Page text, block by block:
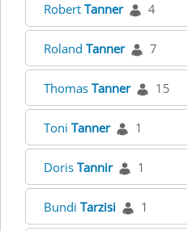
Robert Tanner 4
Roland Tanner 7
Thomas Tanner 15
Toni Tanner 1
Doris Tannir 1
Bundi Tarzisi 1